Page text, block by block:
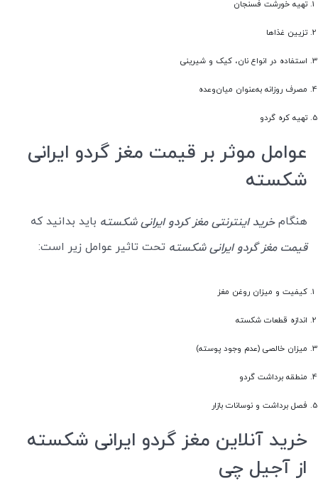
تهیه خورشت فسنجان
تزیین غذاها
استفاده در انواع نان، کیک و شیرینی
مصرف روزانه به‌عنوان میان‌وعده
تهیه کره گردو
عوامل موثر بر قیمت مغز گردو ایرانی
شکسته
هنگامخرید اینترنتی مغز کردو ایرانی شکسته باید بدانید که
قیمت مغز گردو ایرانی شکسته تحت تاثیر عوامل زیر است:
کیفیت و میزان روغن مغز
اندازه قطعات شکسته
میزان خالصی (عدم وجود پوسته)
منطقه برداشت گردو
فصل برداشت و نوسانات بازار
خرید آنلاین مغز گردو ایرانی شکسته
از آجیل چی